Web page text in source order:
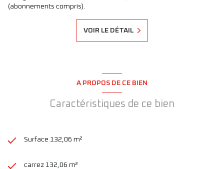
(abonnements compris).
VOIR LE DÉTAIL
A PROPOS DE CE BIEN
Caractéristiques de ce bien
Surface 132,06 m²
carrez 132,06 m²